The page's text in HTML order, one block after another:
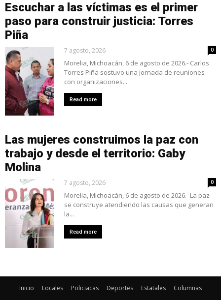
Escuchar a las víctimas es el primer
paso para construir justicia: Torres
Piña
7 agosto, 2026 0
Morelia, Michoacán, 6 de agosto de 2026.- Carlos
Torres Piña sostuvo una jornada de reuniones
con organizaciones...
Read more
Las mujeres construimos la paz con
trabajo y desde el territorio: Gaby
Molina
7 agosto, 2026 0
Morelia, Michoacán, 6 de agosto de 2026.- La paz
se construye atendiendo las causas que generan
la...
Read more
Inicio Locales Policiacas Deportes Estatales Columnas